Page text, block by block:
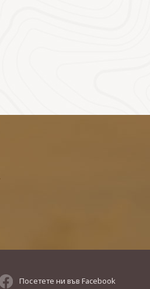
Посетете ни във Facebook